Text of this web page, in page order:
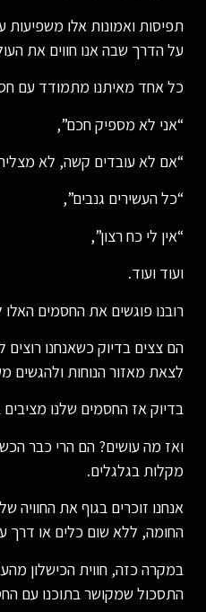
תפיסות ואמונות אלו
על הדרך שבה אנו חווים את
כל אחד מאיתנו מתמודד עם
“אני לא מספיק חכם”,
“אם לא עובדים קשה, לא
“כל העשירים גנבים”,
“אין לי כח רצון”,
ועוד ועוד.
רובנו פוגשים את החסמים
הם צצים בדיוק כשאנחנו רוצים
לצאת מאזור הנוחות ולהגשים
בדיוק אז החסמים שלנו מציבים
ואז מה עושים? הם הרי כבר
מקלות בגלגלים.
אנחנו זוכרים בגוף את החוויה
החומה, ללא שום כלים או דרך
במקרה כזה, חווית הכישלון
התסכול שמקושר בתוכנו עם